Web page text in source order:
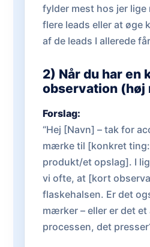
fylder mest hos jer lige
flere leads eller at øge
af de leads I allerede
2) Når du har en
observation (høj
Forslag:
“Hej [Navn] – tak for
mærke til [konkret
produkt/et opslag]. I
vi ofte, at [kort
flaskehalsen. Er det
mærker – eller er det et
processen, det